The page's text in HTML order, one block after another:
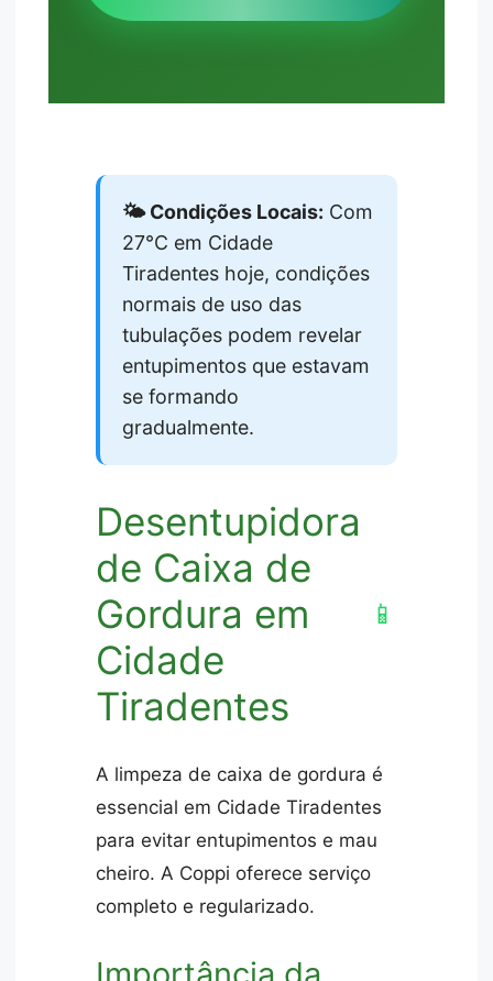
🌤️ Condições Locais: Com
27°C em Cidade
Tiradentes hoje, condições
normais de uso das
tubulações podem revelar
entupimentos que estavam
se formando
gradualmente.
Desentupidora
de Caixa de
Gordura em
Cidade
Tiradentes
📱
A limpeza de caixa de gordura é
essencial em Cidade Tiradentes
para evitar entupimentos e mau
cheiro. A Coppi oferece serviço
completo e regularizado.